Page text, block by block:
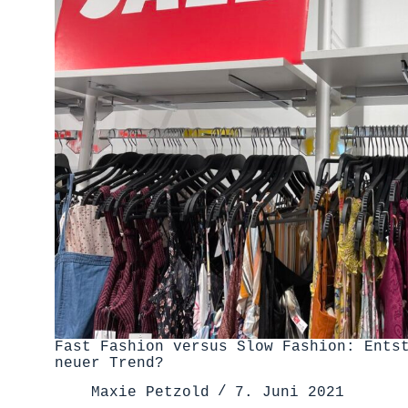
Fast Fashion versus Slow Fashion:
neuer Trend?
Maxie Petzold
7. Juni 2021